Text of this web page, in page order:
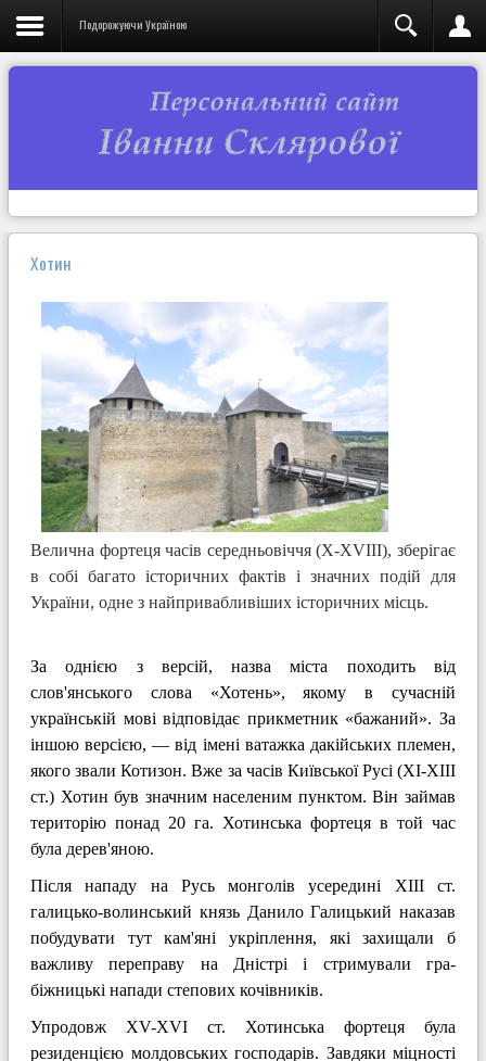
Подорожуючи Україною
Хотин
Велична фортеця часів середньовіччя (X-XVIII), зберігає
в собі багато історичних фактів і значних подій для
України, одне з найпривабливіших історичних місць.
За однією з версій, назва міста походить від
слов'янського слова «Хотень», якому в сучасній
українській мові відповідає прикметник «бажаний». За
іншою версі­єю, — від імені ватажка дакійських пле­мен,
якого звали Котизон. Вже за часів Київської Русі (ХІ-ХІІІ
ст.) Хотин був значним населеним пунктом. Він займав
територію понад 20 га. Хотин­ська фортеця в той час
була дерев'яною.
Після нападу на Русь монголів усередині XIII ст.
галицько-волинський князь Дани­ло Галицький наказав
побудувати тут кам'яні укріплення, які захищали б
важли­ву переправу на Дністрі і стримували гра­
біжницькі напади степових кочівників.
Упродовж XV-XVI ст. Хотинська форте­ця була
резиденцією молдовських гос­подарів. Завдяки міцності